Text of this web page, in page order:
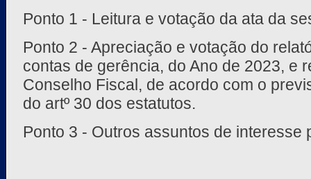
Ponto 1 - Leitura e votação da ata da
Ponto 2 - Apreciação e votação do
contas de gerência, do Ano de 2023, e
Conselho Fiscal, de acordo com o
do artº 30 dos estatutos.
Ponto 3 - Outros assuntos de interesse